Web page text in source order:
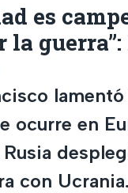
es
la guerra”:
lamentó
ocurre en
con Ucrania.